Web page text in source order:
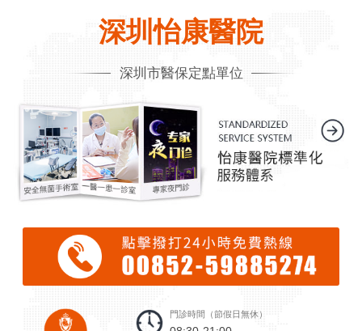
深圳怡康醫院
深圳市醫保定點單位
門診時間（節假日無休）